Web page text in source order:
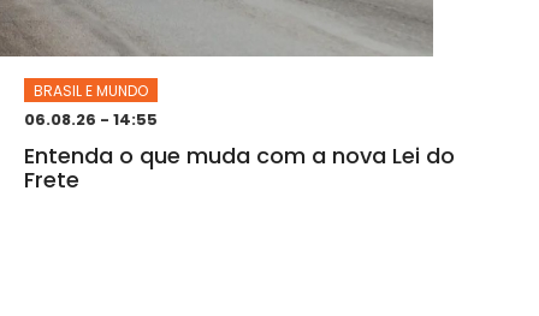
BRASIL E MUNDO
06.08.26 - 14:55
Entenda o que muda com a nova Lei do
Frete